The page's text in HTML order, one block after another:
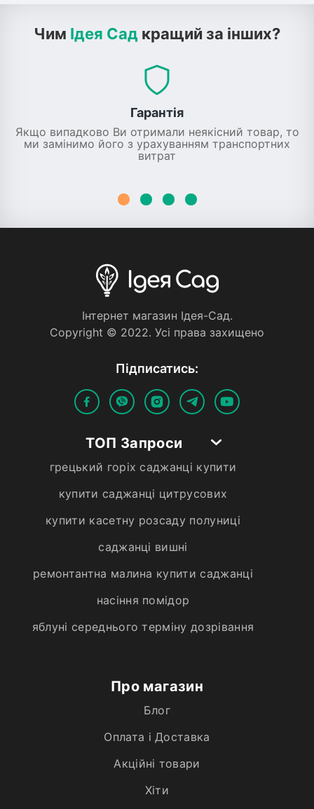
Чим Ідея Сад кращий за інших?
Гарантія
Якщо випадково Ви отримали неякісний товар, то
ми замінимо його з урахуванням транспортних
витрат
Iнтернет магазин Iдея-Сад.
Copyright © 2022. Усi права захищено
Пiдписатись:
ТОП Запроси
грецький горіх саджанці купити
купити саджанці цитрусових
купити касетну розсаду полуниці
саджанці вишні
ремонтантна малина купити саджанці
насіння помідор
яблуні середнього терміну дозрівання
Про магазин
Блог
Оплата і Доставка
Акційні товари
Хiти